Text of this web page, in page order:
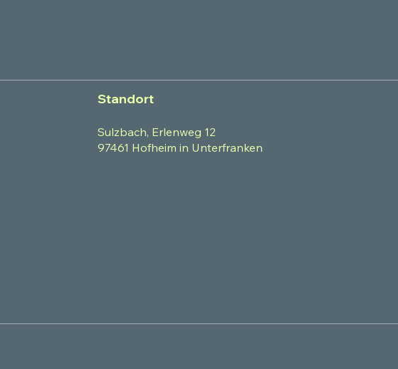
Standort
Sulzbach, Erlenweg 12
97461 Hofheim in Unterfranken